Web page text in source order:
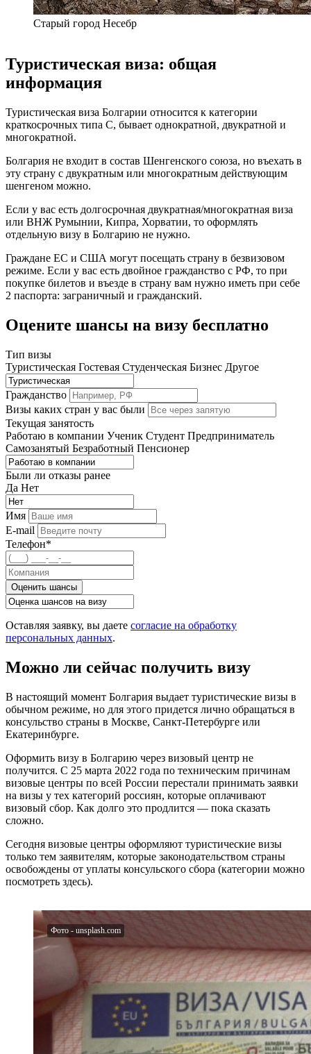
Старый город Несебр
Туристическая виза: общая
информация
Туристическая виза Болгарии относится к категории
краткосрочных типа C, бывает однократной, двукратной и
многократной.
Болгария не входит в состав Шенгенского союза, но въехать в
эту страну с двукратным или многократным действующим
шенгеном можно.
Если у вас есть долгосрочная двукратная/многократная виза
или ВНЖ Румынии, Кипра, Хорватии, то оформлять
отдельную визу в Болгарию не нужно.
Граждане ЕС и США могут посещать страну в безвизовом
режиме. Если у вас есть двойное гражданство с РФ, то при
покупке билетов и въезде в страну вам нужно иметь при себе
2 паспорта: заграничный и гражданский.
Оцените шансы на визу бесплатно
Тип визы
Туристическая Гостевая Студенческая Бизнес Другое
Гражданство
Визы каких стран у вас были
Текущая занятость
Работаю в компании Ученик Студент Предприниматель
Самозанятый Безработный Пенсионер
Были ли отказы ранее
Да Нет
Имя
E-mail
Телефон*
Оценить шансы
Оставляя заявку, вы даете согласие на обработку
персональных данных.
Можно ли сейчас получить визу
В настоящий момент Болгария выдает туристические визы в
обычном режиме, но для этого придется лично обращаться в
консульство страны в Москве, Санкт-Петербурге или
Екатеринбурге.
Оформить визу в Болгарию через визовый центр не
получится. С 25 марта 2022 года по техническим причинам
визовые центры по всей России перестали принимать заявки
на визы у тех категорий россиян, которые оплачивают
визовый сбор. Как долго это продлится — пока сказать
сложно.
Сегодня визовые центры оформляют туристические визы
только тем заявителям, которые законодательством страны
освобождены от уплаты консульского сбора (категории можно
посмотреть здесь).